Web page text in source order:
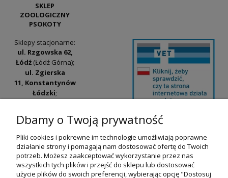
SKLEP
ZOOLOGICZNY
PSOKOTY
Sklepy stacjonarne:
ul. Rzgowska 62,
Łódź(Łódź Górna);
ul. Zgierska
11, Konstantynów
Łódzki;
Widzew).
Godziny otwarcia:
pn-pt 9:00-17:00
+48 530 230 483
Dbamy o Twoją prywatność
Pliki cookies i pokrewne im technologie umożliwiają poprawne
działanie strony i pomagają nam dostosować ofertę do Twoich
potrzeb. Możesz zaakceptować wykorzystanie przez nas
wszystkich tych plików i przejść do sklepu lub dostosować
użycie plików do swoich preferencji, wybierając opcję "Dostosuj